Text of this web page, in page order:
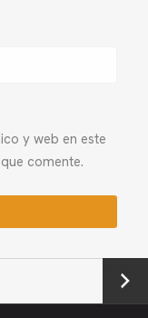
y web en este
comente.
Next →